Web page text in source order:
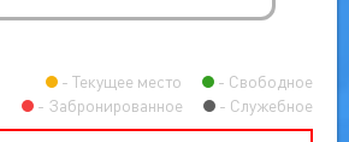
Текущее место
Свободное
Забронированное
Служебное